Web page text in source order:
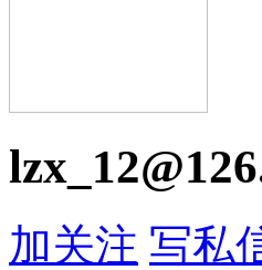
加关注 写私